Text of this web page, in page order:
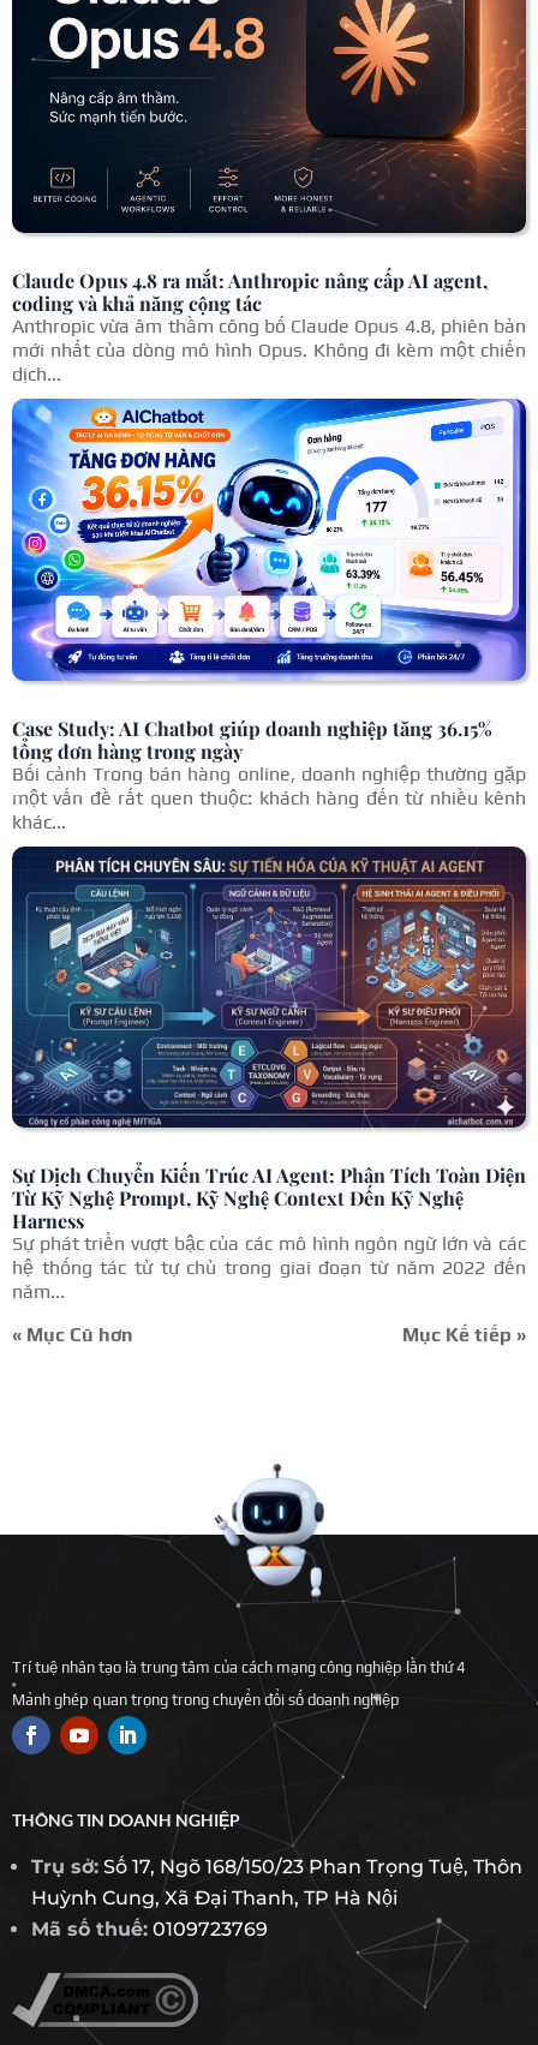
Claude Opus 4.8 ra mắt: Anthropic nâng cấp AI agent,
coding và khả năng cộng tác
Anthropic vừa âm thầm công bố Claude Opus 4.8, phiên bản
mới nhất của dòng mô hình Opus. Không đi kèm một chiến
dịch...
Case Study: AI Chatbot giúp doanh nghiệp tăng 36.15%
tổng đơn hàng trong ngày
Bối cảnh Trong bán hàng online, doanh nghiệp thường gặp
một vấn đề rất quen thuộc: khách hàng đến từ nhiều kênh
khác...
Sự Dịch Chuyển Kiến Trúc AI Agent: Phân Tích Toàn Diện
Từ Kỹ Nghệ Prompt, Kỹ Nghệ Context Đến Kỹ Nghệ
Harness
Sự phát triển vượt bậc của các mô hình ngôn ngữ lớn và các
hệ thống tác tử tự chủ trong giai đoạn từ năm 2022 đến
năm...
« Mục Cũ hơn
Mục Kế tiếp »
Trí tuệ nhân tạo là trung tâm của cách mạng công nghiệp lần thứ 4
Mảnh ghép quan trọng trong chuyển đổi số doanh nghiệp
THÔNG TIN DOANH NGHIỆP
Trụ sở: Số 17, Ngõ 168/150/23 Phan Trọng Tuệ, Thôn
Huỳnh Cung, Xã Đại Thanh, TP Hà Nội
Mã số thuế: 0109723769